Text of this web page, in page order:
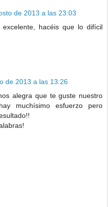
de 2013 a las 23:03
excelente, hacéis que lo difícil
de 2013 a las 13:26
alegra que te guste nuestro
muchísimo esfuerzo pero